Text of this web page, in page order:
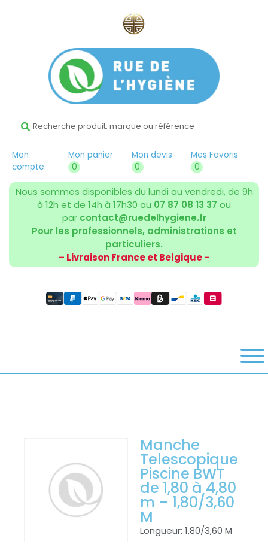
Mon
compte
Mon panier
0
Mon devis
0
Mes Favoris
0
Nous sommes disponibles du lundi au vendredi, de 9h
à 12h et de 14h à 17h30 au 07 87 08 13 37 ou
par contact@ruedelhygiene.fr
Pour les professionnels, administrations et
particuliers.
– Livraison France et Belgique –
Manche
Telescopique
Piscine BWT
de 1,80 à 4,80
m – 1,80/3,60
M
Longueur: 1,80/3,60 M